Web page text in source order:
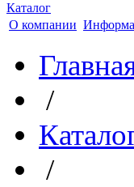
Каталог
О компании
/
/